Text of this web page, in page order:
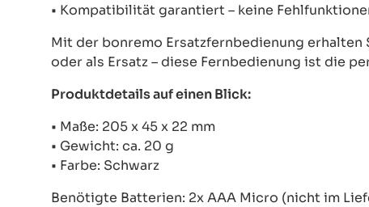
• Kompatibilität garantiert – keine
Mit der bonremo Ersatzfernbedienung
oder als Ersatz – diese Fernbedienung ist die
Produktdetails auf einen Blick:
• Maße: 205 x 45 x 22 mm
• Gewicht: ca. 20 g
• Farbe: Schwarz
Benötigte Batterien: 2x AAA Micro (nicht im